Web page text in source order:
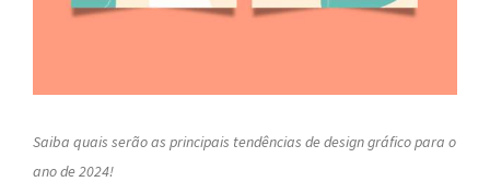
Saiba quais serão as principais tendências de design gráfico para o
ano de 2024!